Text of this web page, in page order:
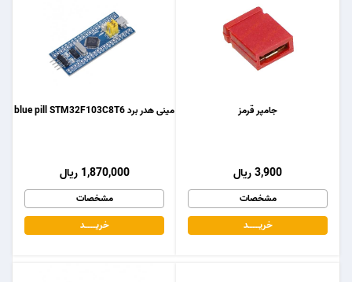
مینی هدر برد blue pill STM32F103C8T6
1,870,000 ریال
مشخصات
خریـــــــد
جامپر قرمز
3,900 ریال
مشخصات
خریـــــــد